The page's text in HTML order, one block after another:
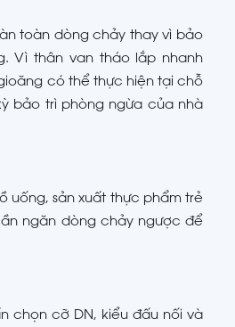
toàn dòng chảy thay vì bảo
Vì thân van tháo lắp nhanh
có thể thực hiện tại chỗ
bảo trì phòng ngừa của nhà
uống, sản xuất thực phẩm trẻ
ngăn dòng chảy ngược để
chọn cỡ DN, kiểu đấu nối và